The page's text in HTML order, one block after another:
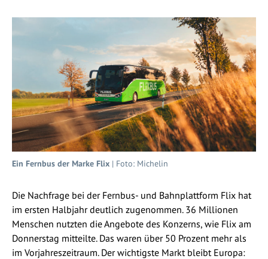
Ein Fernbus der Marke Flix | Foto: Michelin
Die Nachfrage bei der Fernbus- und Bahnplattform Flix hat
im ersten Halbjahr deutlich zugenommen. 36 Millionen
Menschen nutzten die Angebote des Konzerns, wie Flix am
Donnerstag mitteilte. Das waren über 50 Prozent mehr als
im Vorjahreszeitraum. Der wichtigste Markt bleibt Europa: